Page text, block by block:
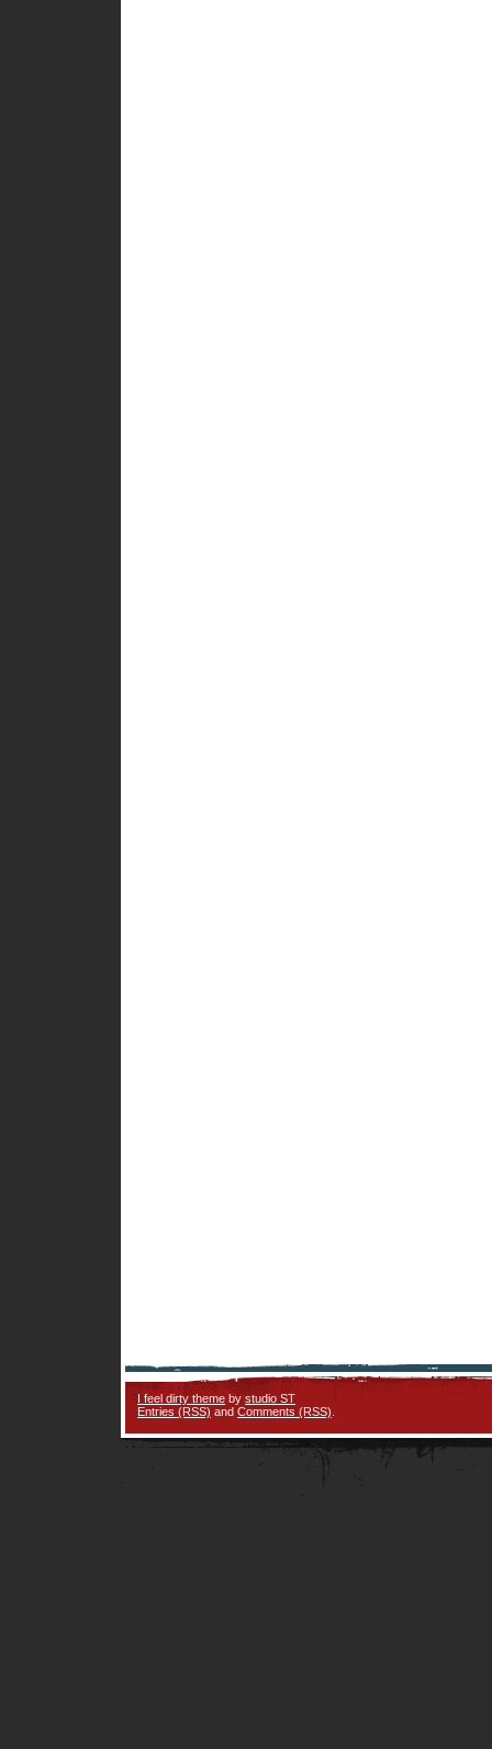
I feel dirty theme by studio ST
Entries (RSS) and Comments (RSS)